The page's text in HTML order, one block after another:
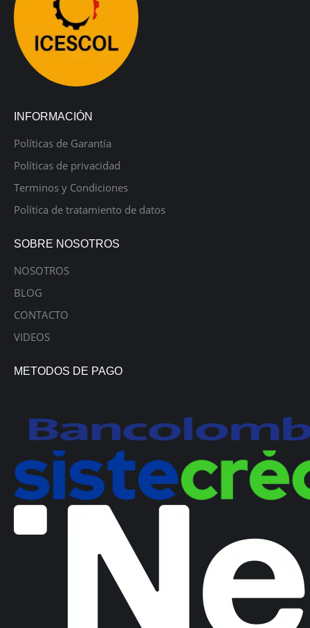
INFORMACIÓN
Políticas de Garantía
Políticas de privacidad
Terminos y Condiciones
Política de tratamiento de datos
SOBRE NOSOTROS
NOSOTROS
BLOG
CONTACTO
VIDEOS
METODOS DE PAGO